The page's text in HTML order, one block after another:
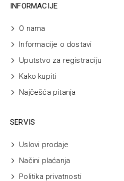
INFORMACIJE
O nama
Informacije o dostavi
Uputstvo za registraciju
Kako kupiti
Najčešća pitanja
SERVIS
Uslovi prodaje
Načini plaćanja
Politika privatnosti